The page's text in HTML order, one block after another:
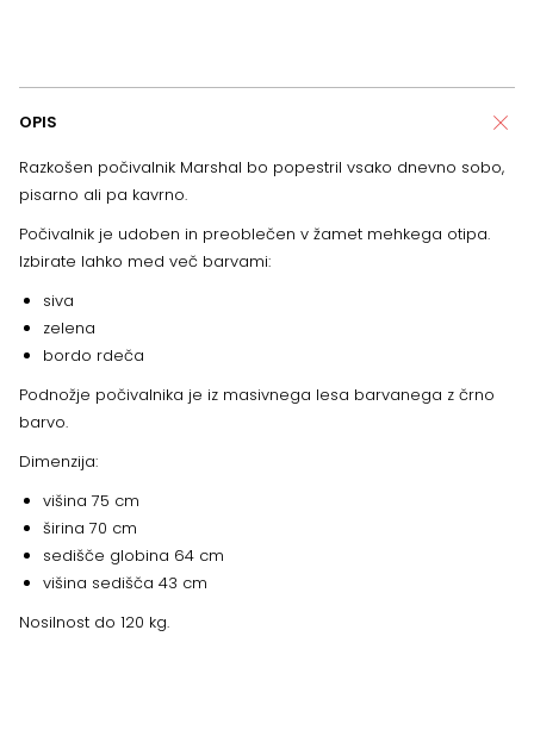
OPIS
Razkošen počivalnik Marshal bo popestril vsako dnevno sobo,
pisarno ali pa kavrno.
Počivalnik je udoben in preoblečen v žamet mehkega otipa.
Izbirate lahko med več barvami:
siva
zelena
bordo rdeča
Podnožje počivalnika je iz masivnega lesa barvanega z črno
barvo.
Dimenzija:
višina 75 cm
širina 70 cm
sedišče globina 64 cm
višina sedišča 43 cm
Nosilnost do 120 kg.